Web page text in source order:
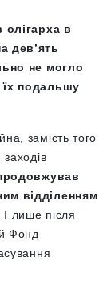
олігарха в
дев’ять
не могло
їх подальшу
замість того
відділенням
. І лише після
Фонд